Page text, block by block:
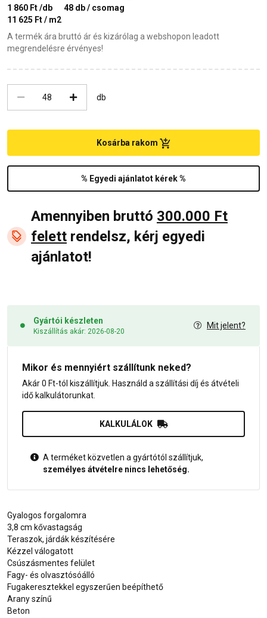
1 860 Ft /db
48 db / csomag
11 625 Ft / m2
A termék ára bruttó ár és kizárólag a webshopon leadott
megrendelésre érvényes!
db
% Egyedi ajánlatot kérek %
Kosárba rakom
Amennyiben bruttó 300.000 Ft
felett rendelsz, kérj egyedi
ajánlatot!
Gyártói készleten
Kiszállítás akár: 2026-08-20
Mit jelent?
Mikor és mennyiért szállítunk neked?
Akár 0 Ft-tól kiszállítjuk. Használd a szállítási díj és átvételi
idő kalkulátorunkat.
KALKULÁLOK
A terméket közvetlen a gyártótól szállítjuk,
személyes átvételre nincs lehetőség.
Gyalogos forgalomra
3,8 cm kővastagság
Teraszok, járdák készítésére
Kézzel válogatott
Csúszásmentes felület
Fagy- és olvasztósóálló
Fugakeresztekkel egyszerűen beépíthető
Arany színű
Beton